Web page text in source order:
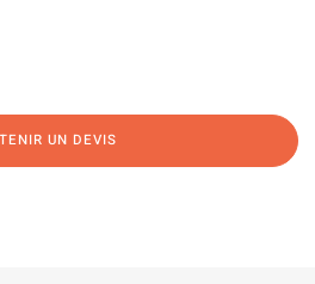
UN DEVIS